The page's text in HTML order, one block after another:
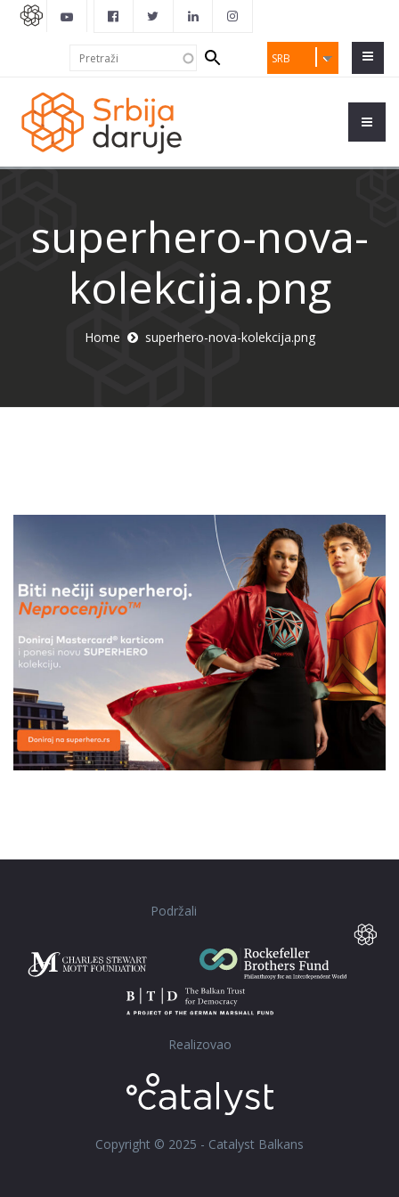
SRB
Search
form
superhero-nova-
kolekcija.png
Home superhero-nova-kolekcija.png
Podržali
Realizovao
Copyright © 2025 - Catalyst Balkans